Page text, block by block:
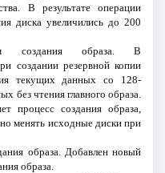
В результате операции
диска увеличились до 200
создания образа. В
создании резервной копии
текущих данных со 128-
без чтения главного образа.
процесс создания образа,
менять исходные диски при
образа. Добавлен новый
образа.